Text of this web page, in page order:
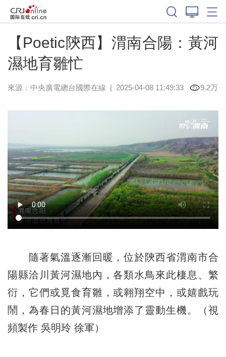
【Poetic陝西】渭南合陽：黃河
濕地育雛忙
來源：中央廣電總台國際在線 | 2025-04-08 11:49:33 9.2万
隨著氣溫逐漸回暖，位於陝西省渭南市合
陽縣洽川黃河濕地內，各類水鳥來此棲息、繁
衍，它們或覓食育雛，或翱翔空中，或嬉戲玩
鬧，為春日的黃河濕地增添了靈動生機。（視
頻製作 吳明玲 徐軍）